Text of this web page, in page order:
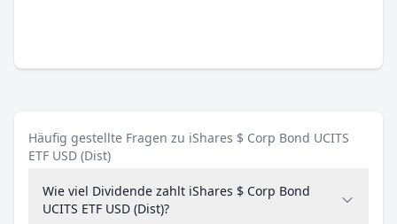
Häufig gestellte Fragen zu iShares $ Corp Bond UCITS
ETF USD (Dist)
Wie viel Dividende zahlt iShares $ Corp Bond
UCITS ETF USD (Dist)?